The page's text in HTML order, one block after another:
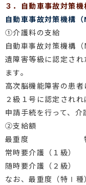
３．自動車事故対策機
自動車事故対策機構
①介護料の支給
自動車事故対策機構（
遺障害等級に認定さ
ます。
高次脳機能障害の患
２級１号に認定され
申請手続を行って、介
②支給額
最重度 特
常時要介護（１級
随時要介護（２級
なお、最重度（特Ⅰ種